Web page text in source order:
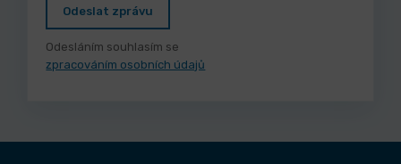
Odeslat zprávu
Odesláním souhlasím se
zpracováním osobních údajů